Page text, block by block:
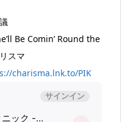
Be Comin’ Round the
スマ
charisma.lnk.to/PIK